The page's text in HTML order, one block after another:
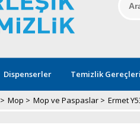
Dispenserler Temizlik Gereçleri
> Mop > Mop ve Paspaslar > Ermet